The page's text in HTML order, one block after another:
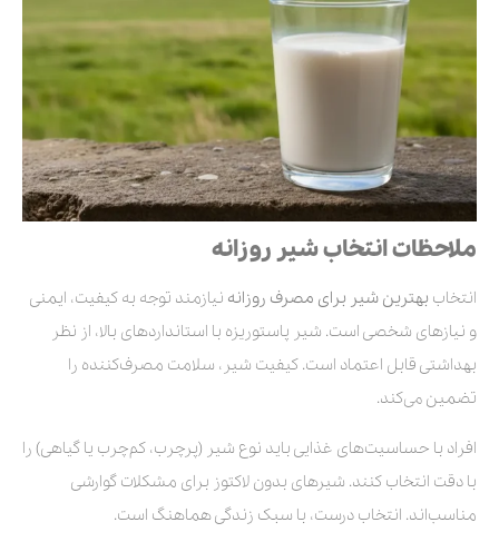
ملاحظات انتخاب شیر روزانه
انتخاب بهترین شیر برای مصرف روزانه نیازمند توجه به کیفیت، ایمنی
و نیازهای شخصی است. شیر پاستوریزه با استانداردهای بالا، از نظر
بهداشتی قابل اعتماد است. کیفیت شیر، سلامت مصرف‌کننده را
تضمین می‌کند.
افراد با حساسیت‌های غذایی باید نوع شیر (پرچرب، کم‌چرب یا گیاهی) را
با دقت انتخاب کنند. شیرهای بدون لاکتوز برای مشکلات گوارشی
مناسب‌اند. انتخاب درست، با سبک زندگی هماهنگ است.